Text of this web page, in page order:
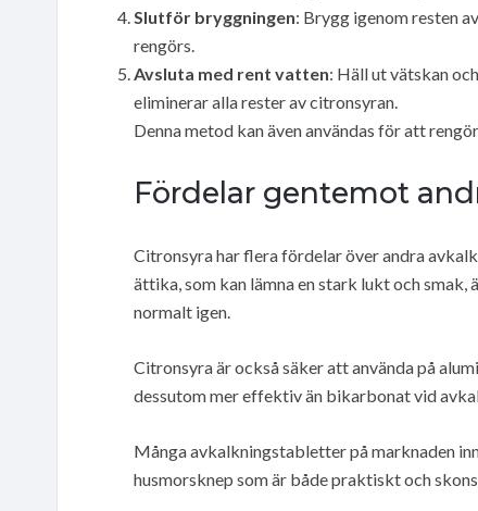
Slutför bryggningen: Brygg igenom resten
rengörs.
Avsluta med rent vatten: Häll ut vätskan
eliminerar alla rester av citronsyran.
Denna metod kan även användas för att
Fördelar gentemot
Citronsyra har flera fördelar över andra
ättika, som kan lämna en stark lukt och
normalt igen.
Citronsyra är också säker att använda på
dessutom mer effektiv än bikarbonat vid
Många avkalkningstabletter på marknaden
husmorsknep som är både praktiskt och